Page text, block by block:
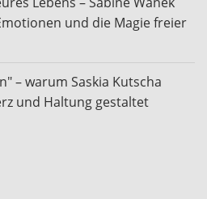
und die Magie freier
– warum Saskia Kutscha
und Haltung gestaltet